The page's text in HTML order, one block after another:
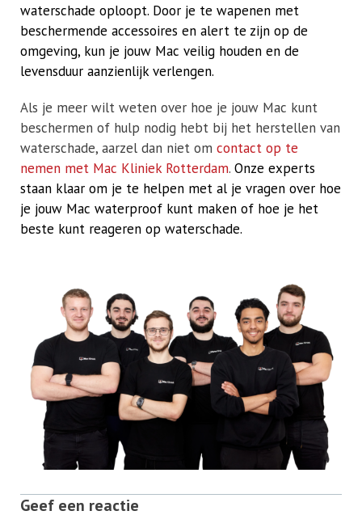
waterschade oploopt. Door je te wapenen met
beschermende accessoires en alert te zijn op de
omgeving, kun je jouw Mac veilig houden en de
levensduur aanzienlijk verlengen.
Als je meer wilt weten over hoe je jouw Mac kunt
beschermen of hulp nodig hebt bij het herstellen van
waterschade, aarzel dan niet om contact op te
nemen met Mac Kliniek Rotterdam. Onze experts
staan klaar om je te helpen met al je vragen over hoe
je jouw Mac waterproof kunt maken of hoe je het
beste kunt reageren op waterschade.
Geef een reactie